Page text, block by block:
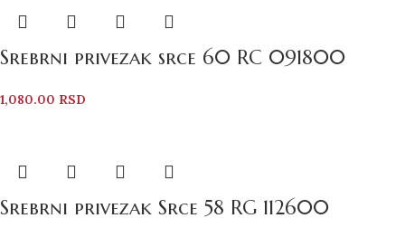
Srebrni privezak srce 60 RC 091800
1,080.00 RSD
Srebrni privezak Srce 58 RG 112600